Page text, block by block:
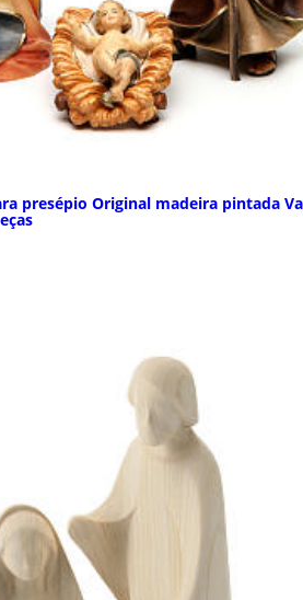
presépio Original madeira pintada